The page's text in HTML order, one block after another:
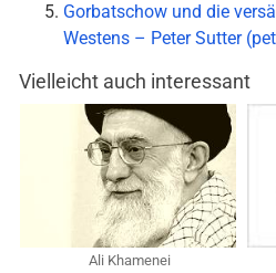
Gorbatschow und die
Westens – Peter Sutter
Vielleicht auch interessant
Ali Khamenei